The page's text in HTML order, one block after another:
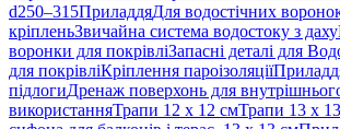
d250–315ПриладдяДля водостічних
кріпленьЗвичайна система водостоку з даху
воронки для покрівліЗапасні деталі для
для покрівліКріплення пароізоляції
підлогиДренаж поверхонь для
використанняТрапи 12 x 12 смТрапи 13 x